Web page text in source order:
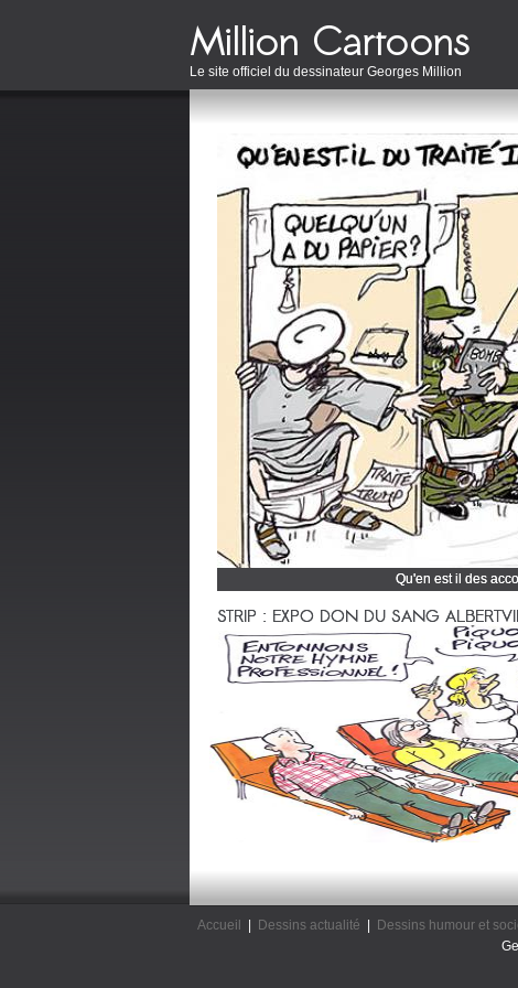
Le site officiel du dessinateur Georges Million
Qu'en est il des
Cliquez et découvrez
STRIP : EXPO DON DU SANG
Accueil Dessins actualité Dessins humour et